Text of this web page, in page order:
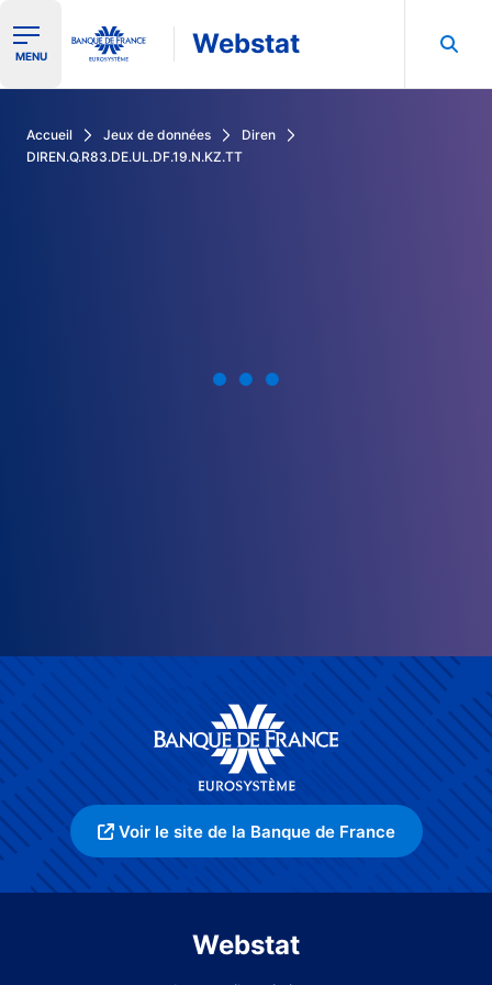
Ouvrir le menu de navigation
MENU Webstat
Accueil Jeux de données
Diren
DIREN.Q.R83.DE.UL.DF.19.N.KZ.TT
Voir le site de la Banque de France
Webstat